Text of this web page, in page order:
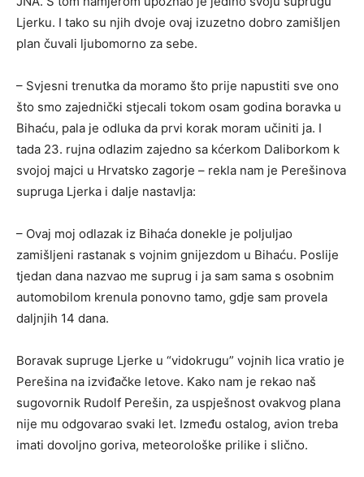
Ljerku. I tako su njih dvoje ovaj izuzetno dobro zamišljen
plan čuvali ljubomorno za sebe.
– Svjesni trenutka da moramo što prije napustiti sve ono
što smo zajednički stjecali tokom osam godina boravka u
Bihaću, pala je odluka da prvi korak moram učiniti ja. I
tada 23. rujna odlazim zajedno sa kćerkom Daliborkom k
svojoj majci u Hrvatsko zagorje – rekla nam je Perešinova
supruga Ljerka i dalje nastavlja:
– Ovaj moj odlazak iz Bihaća donekle je poljuljao
zamišljeni rastanak s vojnim gnijezdom u Bihaću. Poslije
tjedan dana nazvao me suprug i ja sam sama s osobnim
automobilom krenula ponovno tamo, gdje sam provela
daljnjih 14 dana.
Boravak supruge Ljerke u “vidokrugu” vojnih lica vratio je
Perešina na izviđačke letove. Kako nam je rekao naš
sugovornik Rudolf Perešin, za uspješnost ovakvog plana
nije mu odgovarao svaki let. Između ostalog, avion treba
imati dovoljno goriva, meteorološke prilike i slično.